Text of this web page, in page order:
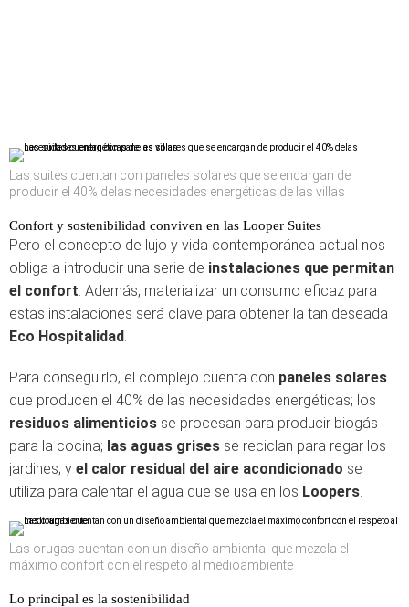
Las suites cuentan con paneles solares que se encargan de
producir el 40% delas necesidades energéticas de las villas
Confort y sostenibilidad conviven en las Looper Suites
Pero el concepto de lujo y vida contemporánea actual nos
obliga a introducir una serie de instalaciones que permitan
el confort. Además, materializar un consumo eficaz para
estas instalaciones será clave para obtener la tan deseada
Eco Hospitalidad.
Para conseguirlo, el complejo cuenta con paneles solares
que producen el 40% de las necesidades energéticas; los
residuos alimenticios se procesan para producir biogás
para la cocina; las aguas grises se reciclan para regar los
jardines; y el calor residual del aire acondicionado se
utiliza para calentar el agua que se usa en los Loopers.
Las orugas cuentan con un diseño ambiental que mezcla el
máximo confort con el respeto al medioambiente
Lo principal es la sostenibilidad